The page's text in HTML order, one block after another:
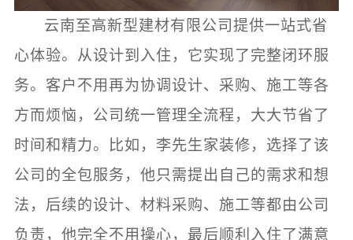
云南至高新型建材有限公司提供一站式省
心体验。从设计到入住，它实现了完整闭环服
务。客户不用再为协调设计、采购、施工等各
方而烦恼，公司统一管理全流程，大大节省了
时间和精力。比如，李先生家装修，选择了该
公司的全包服务，他只需提出自己的需求和想
法，后续的设计、材料采购、施工等都由公司
负责，他完全不用操心，最后顺利入住了满意